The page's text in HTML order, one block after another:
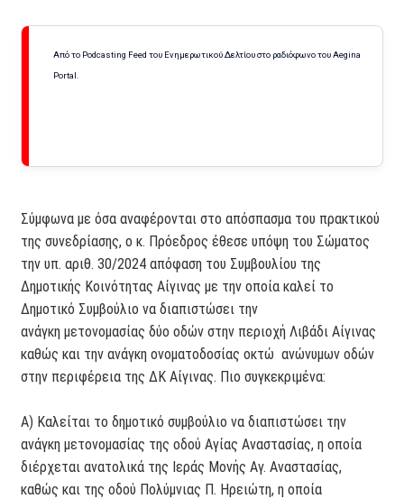
Από το Podcasting Feed του Ενημερωτικού Δελτίου στο ραδιόφωνο του Aegina
Portal.
Σύμφωνα με όσα αναφέρονται στο απόσπασμα του πρακτικού
της συνεδρίασης, ο κ. Πρόεδρος έθεσε υπόψη του Σώματος
την υπ. αριθ. 30/2024 απόφαση του Συμβουλίου της
Δημοτικής Κοινότητας Αίγινας με την οποία καλεί το
Δημοτικό Συμβούλιο να διαπιστώσει την
ανάγκη μετονομασίας δύο οδών στην περιοχή Λιβάδι Αίγινας
καθώς και την ανάγκη ονοματοδοσίας οκτώ ανώνυμων οδών
στην περιφέρεια της ΔΚ Αίγινας. Πιο συγκεκριμένα:
Α) Καλείται το δημοτικό συμβούλιο να διαπιστώσει την
ανάγκη μετονομασίας της οδού Αγίας Αναστασίας, η οποία
διέρχεται ανατολικά της Ιεράς Μονής Αγ. Αναστασίας,
καθώς και της οδού Πολύμνιας Π. Ηρειώτη, η οποία